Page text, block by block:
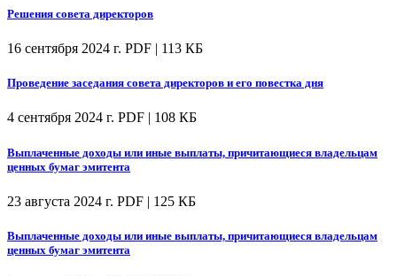
Решения совета директоров
16 сентября 2024 г. PDF | 113 КБ
Проведение заседания совета директоров и его повестка дня
4 сентября 2024 г. PDF | 108 КБ
Выплаченные доходы или иные выплаты, причитающиеся владельцам
ценных бумаг эмитента
23 августа 2024 г. PDF | 125 КБ
Выплаченные доходы или иные выплаты, причитающиеся владельцам
ценных бумаг эмитента